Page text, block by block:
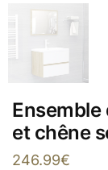
Ensemble
et chêne
246.99€